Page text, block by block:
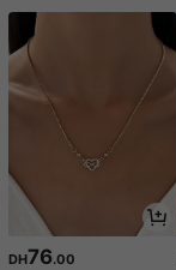
DH76.00